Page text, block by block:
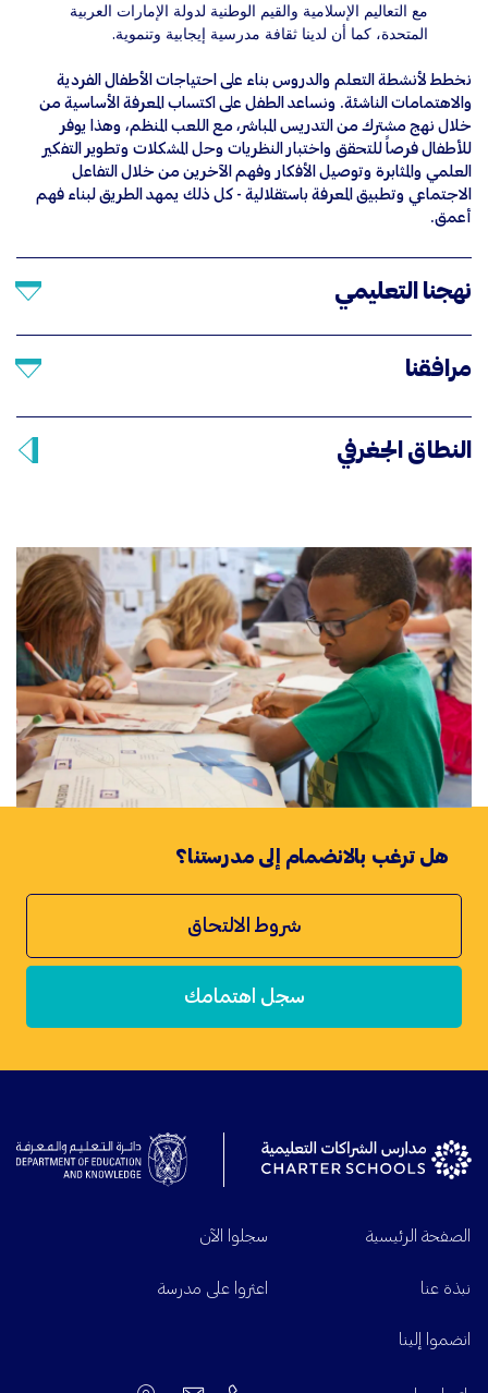
مع التعاليم الإسلامية والقيم الوطنية لدولة الإمارات العربية
المتحدة، كما أن لدينا ثقافة مدرسية إيجابية وتنموية.
نخطط لأنشطة التعلم والدروس بناء على احتياجات الأطفال الفردية
والاهتمامات الناشئة. ونساعد الطفل على اكتساب المعرفة الأساسية من
خلال نهج مشترك من التدريس المباشر، مع اللعب المنظم، وهذا يوفر
للأطفال فرصاً للتحقق واختبار النظريات وحل المشكلات وتطوير التفكير
العلمي والمثابرة وتوصيل الأفكار وفهم الآخرين من خلال التفاعل
الاجتماعي وتطبيق المعرفة باستقلالية - كل ذلك يمهد الطريق لبناء فهم
أعمق.
نهجنا التعليمي
مرافقنا
النطاق الجغرفي
هل ترغب بالانضمام إلى مدرستنا؟
شروط الالتحاق
سجل اهتمامك
الصفحة الرئيسية سجلوا الآن
نبذة عنا اعثروا على مدرسة
انضموا إلينا